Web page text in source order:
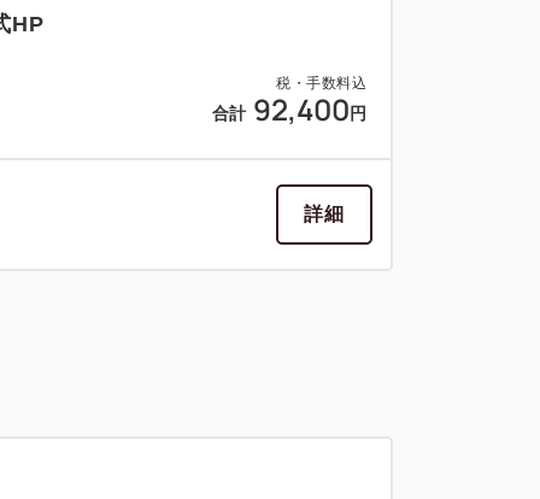
税・手数料込
合計 92,400 円
HP
詳細